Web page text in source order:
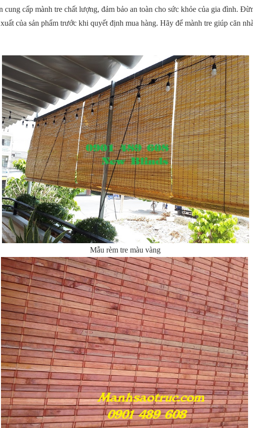
cấp mành tre chất lượng, đảm bảo an toàn cho sức khỏe của gia đình.
của sản phẩm trước khi quyết định mua hàng. Hãy để mành tre giúp căn
Mẫu rèm tre màu vàng